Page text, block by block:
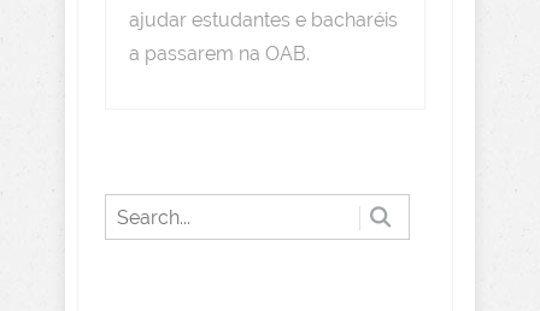
ajudar estudantes e bacharéis
a passarem na OAB.